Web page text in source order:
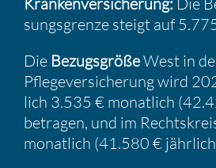
sungs­grenze steigt auf
Die Bezugs­größeWest in
Pflege­ver­si­che­rung wird
lich 3.535 € monat­lich
betragen, und im
monat­lich (41.580 €